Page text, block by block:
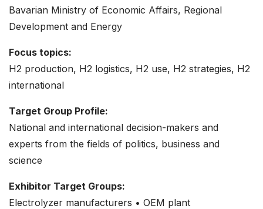
Bavarian Ministry of Economic Affairs, Regional
Development and Energy
Focus topics:
H2 production, H2 logistics, H2 use, H2 strategies, H2
international
Target Group Profile:
National and international decision-makers and
experts from the fields of politics, business and
science
Exhibitor Target Groups:
Electrolyzer manufacturers • OEM plant